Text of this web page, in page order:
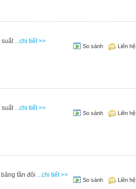
suất ...chi tiết >>
So sánh Liên hệ
suất ...chi tiết >>
So sánh Liên hệ
tần đôi ...chi tiết >>
So sánh Liên hệ